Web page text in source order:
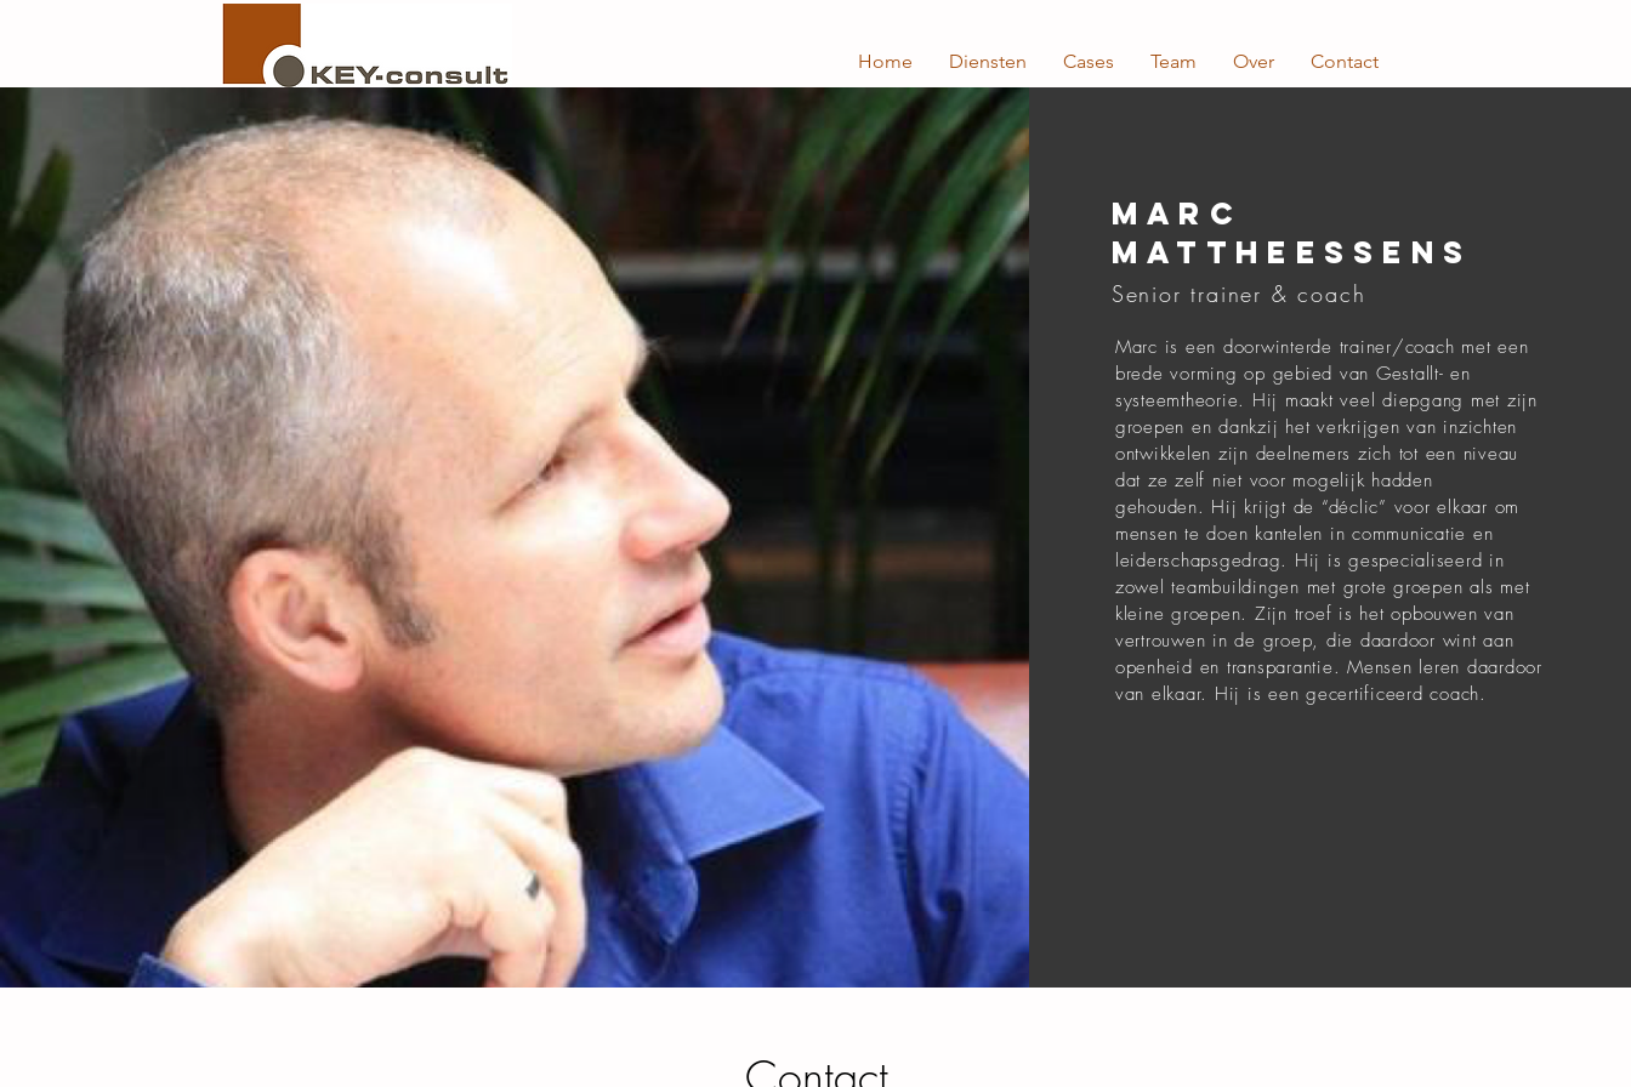
Home Diensten Cases Team Over Contact
marc
mattheessens
Senior trainer & coach
Marc is een doorwinterde trainer/coach met een
brede vorming op gebied van Gestallt- en
systeemtheorie. Hij maakt veel diepgang met zijn
groepen en dankzij het verkrijgen van inzichten
ontwikkelen zijn deelnemers zich tot een niveau
dat ze zelf niet voor mogelijk hadden
gehouden. Hij krijgt de “déclic” voor elkaar om
mensen te doen kantelen in communicatie en
leiderschapsgedrag. Hij is gespecialiseerd in
zowel teambuildingen met grote groepen als met
kleine groepen. Zijn troef is het opbouwen van
vertrouwen in de groep, die daardoor wint aan
openheid en transparantie. Mensen leren daardoor
van elkaar. Hij is een gecertificeerd coach.